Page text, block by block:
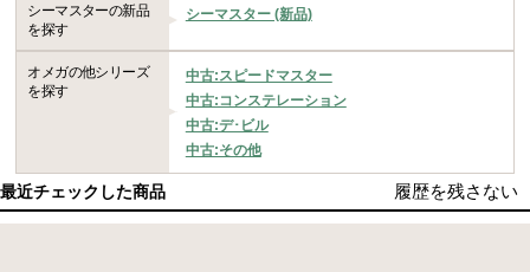
シーマスターの新品
を探す
シーマスター (新品)
オメガの他シリーズ
を探す
中古:スピードマスター
中古:コンステレーション
中古:デ･ビル
中古:その他
最近チェックした商品 履歴を残さない